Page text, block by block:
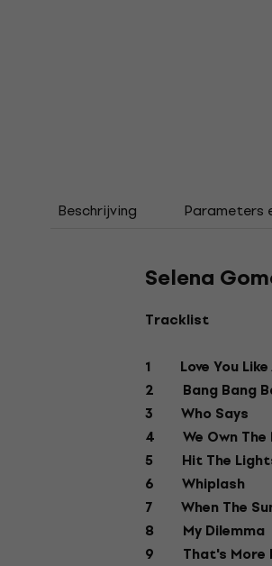
Beschrijving Parameters
Selena
Tracklist
1 Love You Like
2 Bang Bang
3 Who Says
4 We Own The
5 Hit The
6 Whiplash
7 When The
8 My Dilemma
9 That's More